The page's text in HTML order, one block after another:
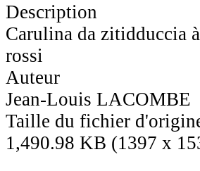
Description
Carulina da zitidduccia
rossi
Auteur
Jean-Louis LACOMBE
Taille du fichier
1,490.98 KB (1397 x